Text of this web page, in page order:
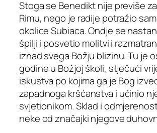
Stoga se Benedikt nije previše
Rimu, nego je radije potražio
okolice Subiaca. Ondje se
špilji i posvetio molitvi i
iznad svega Božju blizinu. Tu je
godine u Božjoj školi, stječući
iskustva po kojima ga je Bog
zapadnoga kršćanstva i učinio
svjetionikom. Sklad i
neke od značajki njegove